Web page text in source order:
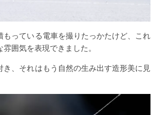
もっている電車を撮りたっかたけど、これ
囲気を表現できました。
き、それはもう自然の生み出す造形美に見